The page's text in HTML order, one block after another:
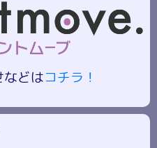
どはコチラ！